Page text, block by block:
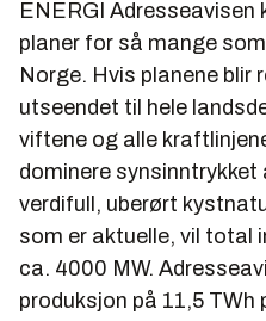
ENERGI Adresseavisen
planer for så mange
Norge. Hvis planene blir
utseendet til hele
viftene og alle
dominere synsinntrykket
verdifull, uberørt
som er aktuelle, vil total
ca. 4000 MW.
produksjon på 11,5 TWh